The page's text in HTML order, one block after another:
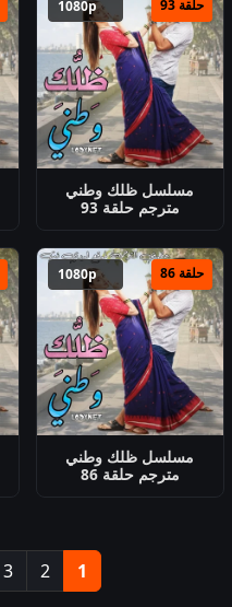
حلقة 93 1080p
مسلسل ظلك وطني
مترجم حلقة 93
حلقة 86 1080p
مسلسل ظلك وطني
مترجم حلقة 86
1
2
3